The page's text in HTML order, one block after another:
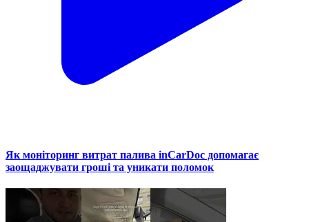
Як моніторинг витрат палива inCarDoc допомагає
заощаджувати гроші та уникати поломок